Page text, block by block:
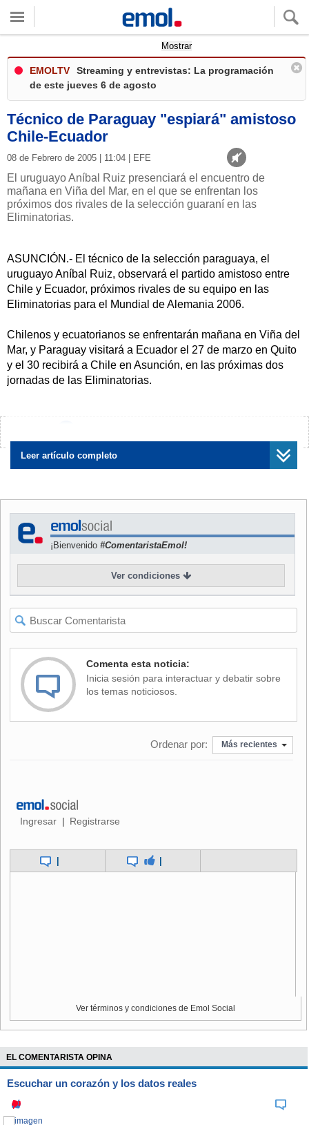
Mostrar
EMOLTV
Streaming y entrevistas: La programación
de este jueves 6 de agosto
Técnico de Paraguay "espiará" amistoso
Chile-Ecuador
08 de Febrero de 2005 | 11:04 | EFE
El uruguayo Aníbal Ruiz presenciará el encuentro de
mañana en Viña del Mar, en el que se enfrentan los
próximos dos rivales de la selección guaraní en las
Eliminatorias.
ASUNCIÓN.- El técnico de la selección paraguaya, el
uruguayo Aníbal Ruiz, observará el partido amistoso entre
Chile y Ecuador, próximos rivales de su equipo en las
Eliminatorias para el Mundial de Alemania 2006.
Chilenos y ecuatorianos se enfrentarán mañana en Viña del
Mar, y Paraguay visitará a Ecuador el 27 de marzo en Quito
y el 30 recibirá a Chile en Asunción, en las próximas dos
jornadas de las Eliminatorias.
además que el combinado albirrojo se entrene y pernocte
tres días en Lima, para viajar a la capital ecuatoriana sólo
horas antes del partido con el equipo local.
Los directivos de la Asociación Paraguaya de Fútbol
resolvieron proceder de esa forma, debido a que en el
partido de la eliminatoria anterior la comitiva fue tratada de
forma hostil por los aficionados ecuatorianos en los
alrededores del hotel donde se alojó.
Leer artículo completo
¡Bienvenido #ComentaristaEmol!
Ver condiciones
Comenta esta noticia:
Inicia sesión para interactuar y debatir sobre
los temas noticiosos.
Ordenar por: Más recientes
Ingresar Registrarse
Ver términos y condiciones de Emol Social
EL COMENTARISTA OPINA
Escuchar un corazón y los datos reales